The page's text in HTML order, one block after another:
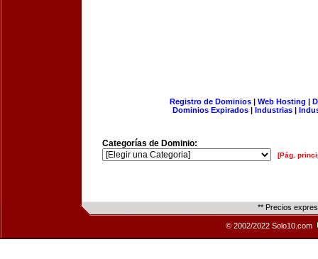
Registro de Dominios| Web Hosting |
Dominios Expirados | Industrias |
Categorías de Dominio:
[Pág.
** Precios
© 2002/2022 Solo10.com